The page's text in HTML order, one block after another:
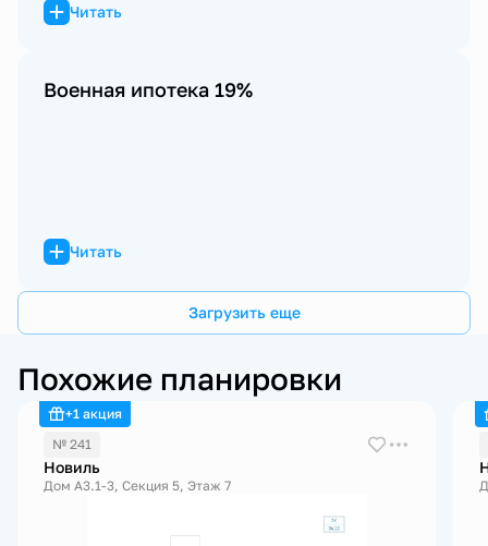
Читать
Военная ипотека 19%
Читать
Загрузить еще
Похожие планировки
+1 акция
№ 241
Новиль
Дом А3.1-3, Секция 5, Этаж 7